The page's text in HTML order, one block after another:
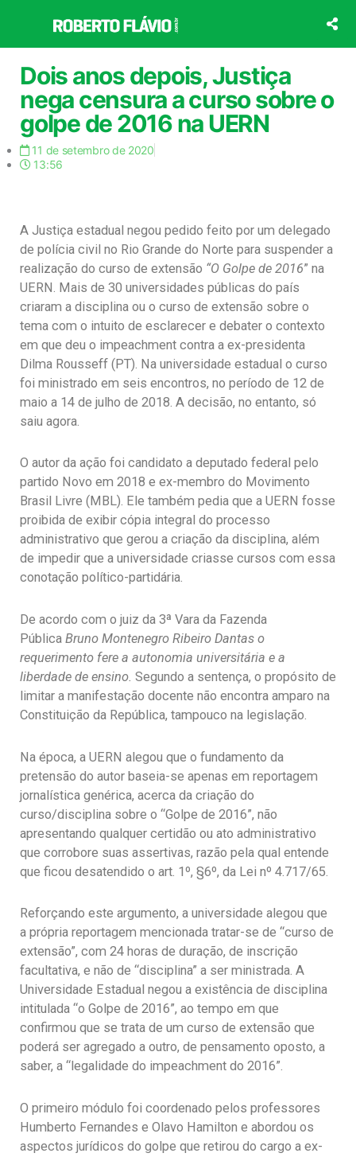
o
conteúdo
Dois anos depois, Justiça
nega censura a curso sobre o
golpe de 2016 na UERN
11 de setembro de 2020
13:56
A Justiça estadual negou pedido feito por um delegado
de polícia civil no Rio Grande do Norte para suspender a
realização do curso de extensão “O Golpe de 2016” na
UERN. Mais de 30 universidades públicas do país
criaram a disciplina ou o curso de extensão sobre o
tema com o intuito de esclarecer e debater o contexto
em que deu o impeachment contra a ex-presidenta
Dilma Rousseff (PT). Na universidade estadual o curso
foi ministrado em seis encontros, no período de 12 de
maio a 14 de julho de 2018. A decisão, no entanto, só
saiu agora.
O autor da ação foi candidato a deputado federal pelo
partido Novo em 2018 e ex-membro do Movimento
Brasil Livre (MBL). Ele também pedia que a UERN fosse
proibida de exibir cópia integral do processo
administrativo que gerou a criação da disciplina, além
de impedir que a universidade criasse cursos com essa
conotação político-partidária.
De acordo com o juiz da 3ª Vara da Fazenda
Pública Bruno Montenegro Ribeiro Dantas o
requerimento fere a autonomia universitária e a
liberdade de ensino. Segundo a sentença, o propósito de
limitar a manifestação docente não encontra amparo na
Constituição da República, tampouco na legislação.
Na época, a UERN alegou que o fundamento da
pretensão do autor baseia-se apenas em reportagem
jornalística genérica, acerca da criação do
curso/disciplina sobre o “Golpe de 2016”, não
apresentando qualquer certidão ou ato administrativo
que corrobore suas assertivas, razão pela qual entende
que ficou desatendido o art. 1º, §6º, da Lei nº 4.717/65.
Reforçando este argumento, a universidade alegou que
a própria reportagem mencionada tratar-se de “curso de
extensão”, com 24 horas de duração, de inscrição
facultativa, e não de “disciplina” a ser ministrada. A
Universidade Estadual negou a existência de disciplina
intitulada “o Golpe de 2016”, ao tempo em que
confirmou que se trata de um curso de extensão que
poderá ser agregado a outro, de pensamento oposto, a
saber, a “legalidade do impeachment do 2016”.
O primeiro módulo foi coordenado pelos professores
Humberto Fernandes e Olavo Hamilton e abordou os
aspectos jurídicos do golpe que retirou do cargo a ex-